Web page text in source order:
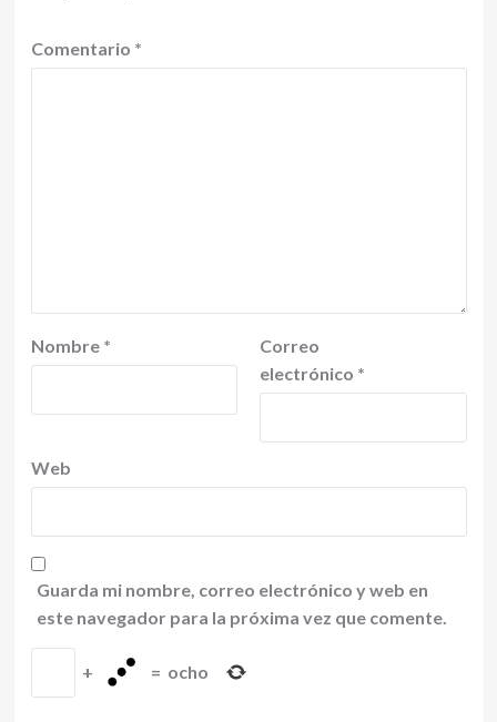
Comentario *
Nombre *
Correo
electrónico *
Web
Guarda mi nombre, correo electrónico y web en
este navegador para la próxima vez que comente.
+ = ocho